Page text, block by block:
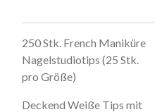
250 Stk. French Maniküre
Nagelstudiotips (25 Stk.
pro Größe)
Deckend Weiße Tips mit